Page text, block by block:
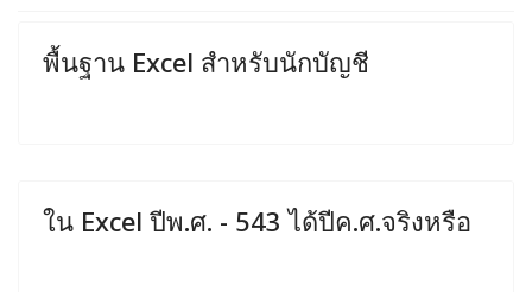
พื้นฐาน Excel สำหรับนักบัญชี
ใน Excel ปีพ.ศ. - 543 ได้ปีค.ศ.จริงหรือ